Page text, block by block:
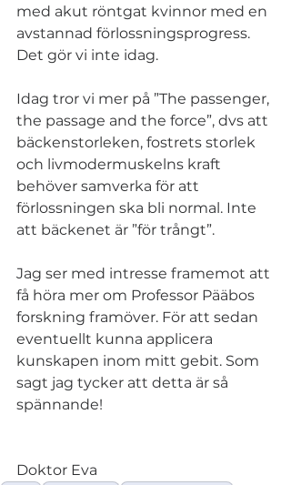
med akut röntgat kvinnor med en
avstannad förlossningsprogress.
Det gör vi inte idag.
Idag tror vi mer på ”The passenger,
the passage and the force”, dvs att
bäckenstorleken, fostrets storlek
och livmodermuskelns kraft
behöver samverka för att
förlossningen ska bli normal. Inte
att bäckenet är ”för trångt”.
Jag ser med intresse framemot att
få höra mer om Professor Pääbos
forskning framöver. För att sedan
eventuellt kunna applicera
kunskapen inom mitt gebit. Som
sagt jag tycker att detta är så
spännande!
Doktor Eva